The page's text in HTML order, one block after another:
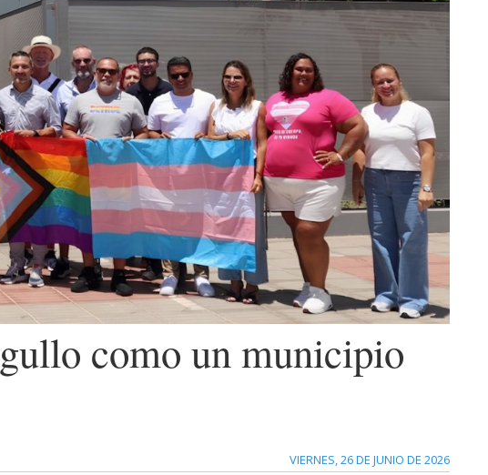
como un municipio
VIERNES, 26 DE JUNIO DE 2026